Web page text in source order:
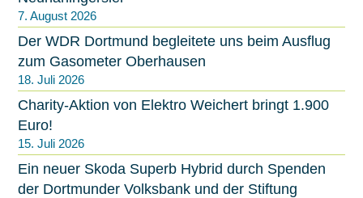
7. August 2026
Der WDR Dortmund begleitete uns beim Ausflug
zum Gasometer Oberhausen
18. Juli 2026
Charity-Aktion von Elektro Weichert bringt 1.900
Euro!
15. Juli 2026
Ein neuer Skoda Superb Hybrid durch Spenden
der Dortmunder Volksbank und der Stiftung